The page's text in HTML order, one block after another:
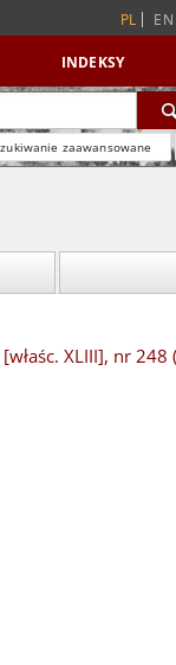
PL EN
INDEKSY
zaawansowane
XLIII], nr